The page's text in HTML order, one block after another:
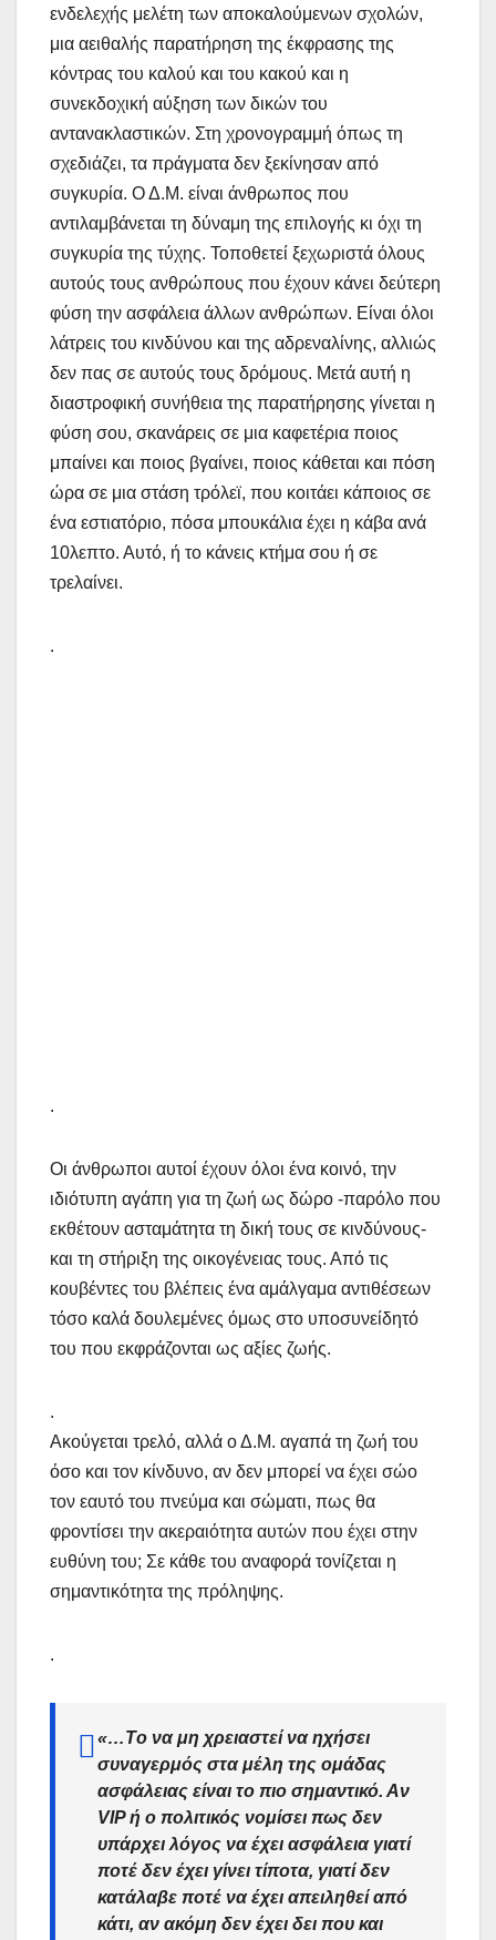
ενδελεχής μελέτη των αποκαλούμενων σχολών,
μια αειθαλής παρατήρηση της έκφρασης της
κόντρας του καλού και του κακού και η
συνεκδοχική αύξηση των δικών του
αντανακλαστικών. Στη χρονογραμμή όπως τη
σχεδιάζει, τα πράγματα δεν ξεκίνησαν από
συγκυρία. Ο Δ.Μ. είναι άνθρωπος που
αντιλαμβάνεται τη δύναμη της επιλογής κι όχι τη
συγκυρία της τύχης. Τοποθετεί ξεχωριστά όλους
αυτούς τους ανθρώπους που έχουν κάνει δεύτερη
φύση την ασφάλεια άλλων ανθρώπων. Είναι όλοι
λάτρεις του κινδύνου και της αδρεναλίνης, αλλιώς
δεν πας σε αυτούς τους δρόμους. Μετά αυτή η
διαστροφική συνήθεια της παρατήρησης γίνεται η
φύση σου, σκανάρεις σε μια καφετέρια ποιος
μπαίνει και ποιος βγαίνει, ποιος κάθεται και πόση
ώρα σε μια στάση τρόλεϊ, που κοιτάει κάποιος σε
ένα εστιατόριο, πόσα μπουκάλια έχει η κάβα ανά
10λεπτο. Αυτό, ή το κάνεις κτήμα σου ή σε
τρελαίνει.
.
.
Οι άνθρωποι αυτοί έχουν όλοι ένα κοινό, την
ιδιότυπη αγάπη για τη ζωή ως δώρο -παρόλο που
εκθέτουν ασταμάτητα τη δική τους σε κινδύνους-
και τη στήριξη της οικογένειας τους. Από τις
κουβέντες του βλέπεις ένα αμάλγαμα αντιθέσεων
τόσο καλά δουλεμένες όμως στο υποσυνείδητό
του που εκφράζονται ως αξίες ζωής.
.
Ακούγεται τρελό, αλλά ο Δ.Μ. αγαπά τη ζωή του
όσο και τον κίνδυνο, αν δεν μπορεί να έχει σώο
τον εαυτό του πνεύμα και σώματι, πως θα
φροντίσει την ακεραιότητα αυτών που έχει στην
ευθύνη του; Σε κάθε του αναφορά τονίζεται η
σημαντικότητα της πρόληψης.
.
«…Tο να μη χρειαστεί να ηχήσει
συναγερμός στα μέλη της ομάδας
ασφάλειας είναι το πιο σημαντικό. Αν
VIP ή ο πολιτικός νομίσει πως δεν
υπάρχει λόγος να έχει ασφάλεια γιατί
ποτέ δεν έχει γίνει τίποτα, γιατί δεν
κατάλαβε ποτέ να έχει απειληθεί από
κάτι, αν ακόμη δεν έχει δει που και